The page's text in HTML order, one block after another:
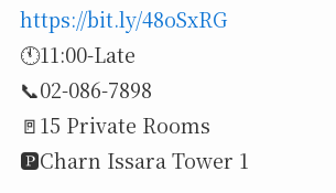
https://bit.ly/48oSxRG
🕚11:00-Late
📞02-086-7898
🚪15 Private Rooms
🅿️Charn Issara Tower 1